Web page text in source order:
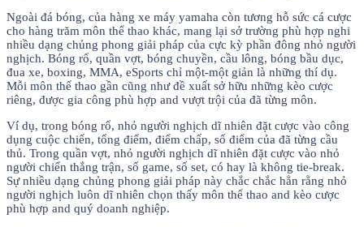
Ngoài đá bóng, của hàng xe máy yamaha còn tương hỗ sức cá cược
cho hàng trăm môn thể thao khác, mang lại sở trường phù hợp nghi
nhiều dạng chủng phong giải pháp của cực kỳ phần đông nhỏ người
nghịch. Bóng rổ, quần vợt, bóng chuyền, cầu lông, bóng bầu dục,
đua xe, boxing, MMA, eSports chỉ một-một giản là những thí dụ.
Mỗi môn thể thao gần cũng như đề xuất sở hữu những kèo cược
riêng, được gia công phù hợp and vượt trội của đã từng môn.
Ví dụ, trong bóng rổ, nhỏ người nghịch dĩ nhiên đặt cược vào công
dụng cuộc chiến, tổng điểm, điểm chấp, số điểm của đã từng cầu
thủ. Trong quần vợt, nhỏ người nghịch dĩ nhiên đặt cược vào nhỏ
người chiến thắng trận, số game, số set, có hay là không tie-break.
Sự nhiều dạng chủng phong giải pháp này chắc chắc hẳn rằng nhỏ
người nghịch luôn dĩ nhiên chọn thấy môn thể thao and kèo cược
phù hợp and quý doanh nghiệp.